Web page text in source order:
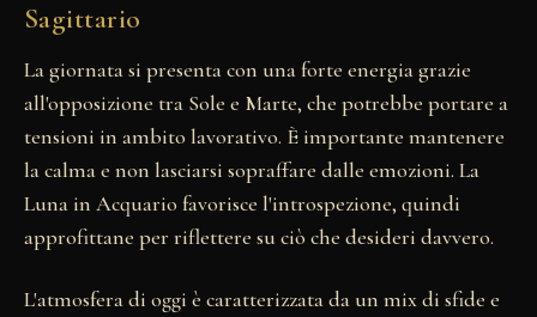
Sagittario
La giornata si presenta con una forte energia grazie
all'opposizione tra Sole e Marte, che potrebbe portare a
tensioni in ambito lavorativo. È importante mantenere
la calma e non lasciarsi sopraffare dalle emozioni. La
Luna in Acquario favorisce l'introspezione, quindi
approfittane per riflettere su ciò che desideri davvero.
L'atmosfera di oggi è caratterizzata da un mix di sfide e